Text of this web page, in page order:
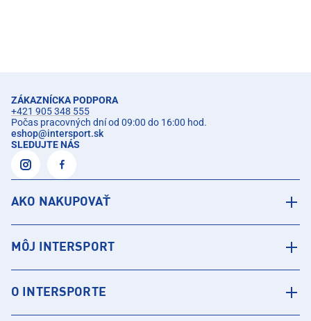
ZÁKAZNÍCKA PODPORA
+421 905 348 555
Počas pracovných dní od 09:00 do 16:00 hod.
eshop@intersport.sk
SLEDUJTE NÁS
AKO NAKUPOVAŤ
MÔJ INTERSPORT
O INTERSPORTE